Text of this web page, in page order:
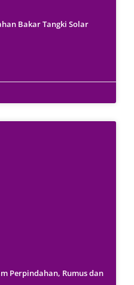
Bakar Tangki Solar
Perpindahan, Rumus dan